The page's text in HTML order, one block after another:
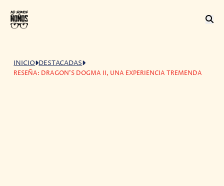
INICIO DESTACADAS
RESEÑA: DRAGON'S DOGMA II, UNA EXPERIENCIA TREMENDA